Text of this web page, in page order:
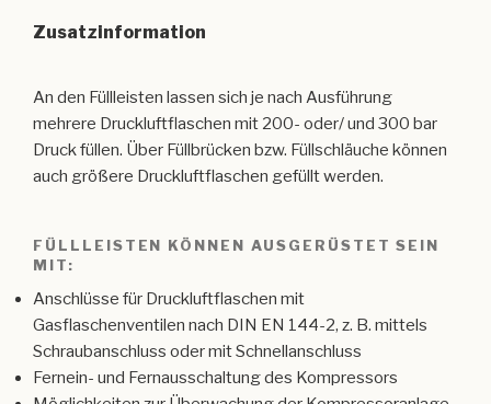
Zusatzinformation
An den Füllleisten lassen sich je nach Ausführung
mehrere Druckluftflaschen mit 200- oder/ und 300 bar
Druck füllen. Über Füllbrücken bzw. Füllschläuche können
auch größere Druckluftflaschen gefüllt werden.
FÜLLLEISTEN KÖNNEN AUSGERÜSTET SEIN
MIT:
Anschlüsse für Druckluftflaschen mit
Gasflaschenventilen nach DIN EN 144-2, z. B. mittels
Schraubanschluss oder mit Schnellanschluss
Fernein- und Fernausschaltung des Kompressors